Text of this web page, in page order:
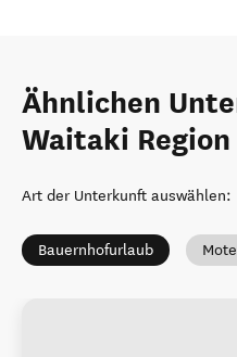
Ähnlichen
Waitaki
Art der Unterkunft auswählen:
Bauernhofurlaub